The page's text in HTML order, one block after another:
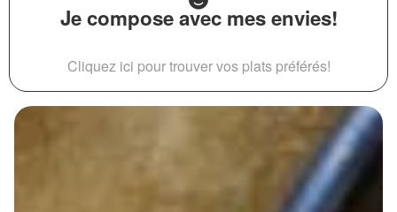
Je compose avec mes envies!
Cliquez ici pour trouver vos plats préférés!